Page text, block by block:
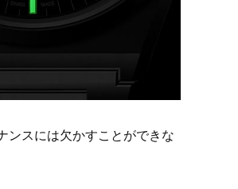
ンスには欠かすことができな